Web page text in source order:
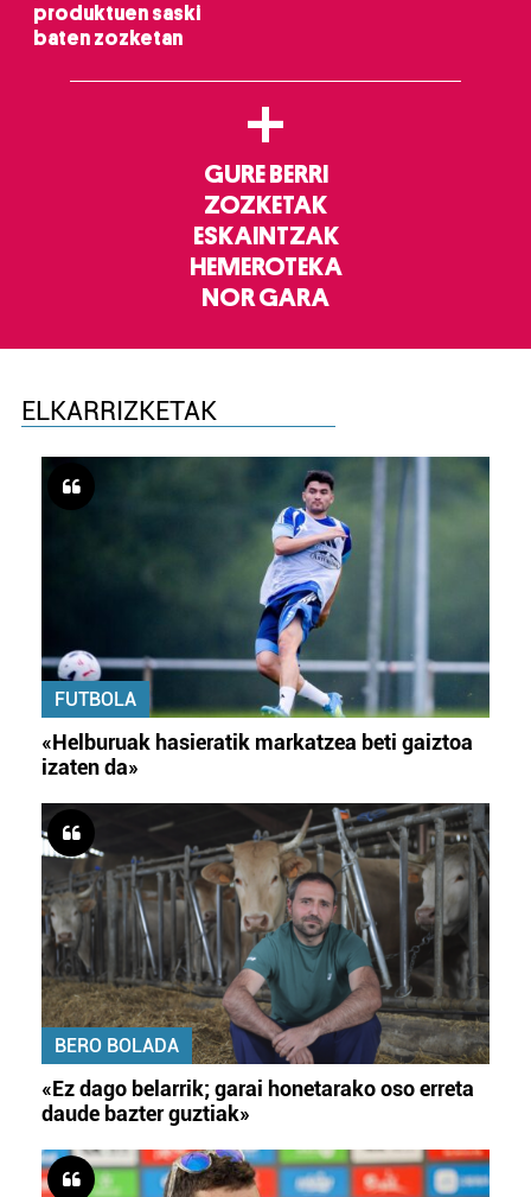
produktuen saski
baten zozketan
+
GURE BERRI
ZOZKETAK
ESKAINTZAK
HEMEROTEKA
NOR GARA
ELKARRIZKETAK
FUTBOLA
«Helburuak hasieratik markatzea beti gaiztoa
izaten da»
BERO BOLADA
«Ez dago belarrik; garai honetarako oso erreta
daude bazter guztiak»